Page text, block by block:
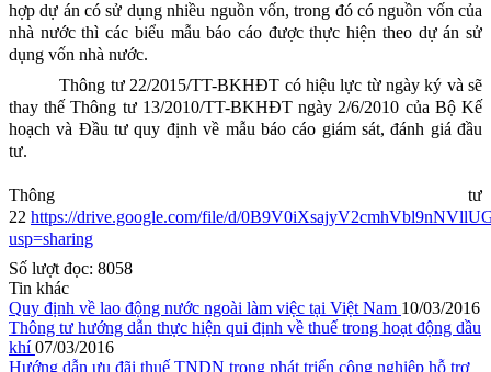
hợp dự án có sử dụng nhiều nguồn vốn, trong đó có nguồn vốn của
nhà nước thì các biểu mẫu báo cáo được thực hiện theo dự án sử
dụng vốn nhà nước.
Thông tư 22/2015/TT-BKHĐT có hiệu lực từ ngày ký và sẽ
thay thế Thông tư 13/2010/TT-BKHĐT ngày 2/6/2010 của Bộ Kế
hoạch và Đầu tư quy định về mẫu báo cáo giám sát, đánh giá đầu
tư.
Thông tư
22 https://drive.google.com/file/d/
usp=sharing
Số lượt đọc: 8058
Tin khác
Quy định về lao động nước ngoài làm việc tại Việt Nam 10/03/2016
Thông tư hướng dẫn thực hiện qui định về thuế trong hoạt động dầu
khí07/03/2016
Hướng dẫn ưu đãi thuế TNDN trong phát triển công nghiệp hỗ trợ